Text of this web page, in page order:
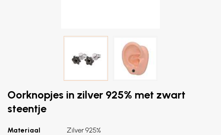
Oorknopjes in zilver 925% met zwart
steentje
Materiaal
Zilver 925%